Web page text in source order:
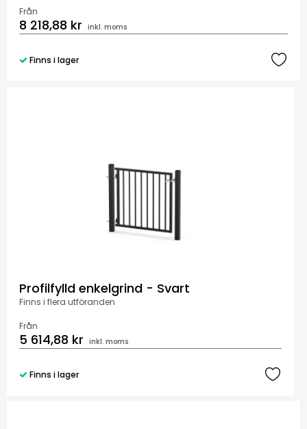
Från
8 218,88 kr inkl. moms
Finns i lager
Profilfylld enkelgrind - Svart
Finns i flera utföranden
Från
5 614,88 kr inkl. moms
Finns i lager